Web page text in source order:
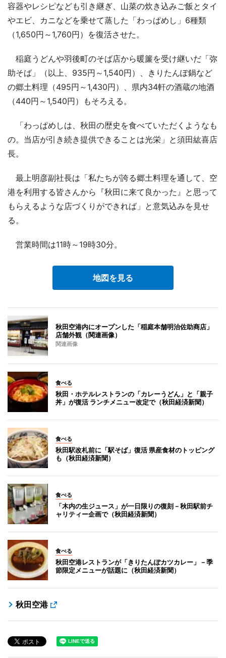
容器やレシピなども引き継ぎ、山菜の炊き込みご飯とタイ
やエビ、カニなどを乗せて蒸した「わっぱめし」6種類
（1,650円～1,760円）を復活させた。
稲庭うどんや羽後町のそば店から暖簾を受け継いだ「弥
助そば」（以上、935円～1,540円）、きりたんぽ鍋など
の郷土料理（495円～1,430円）、県内34軒の酒蔵の地酒
（440円～1,540円）もそろえる。
「わっぱめしは、秋田の歴史を食べていただくようなも
の。当店が引き続き提供できることは光栄」と須田紘喜店
長。
最上明彦副社長は「私たちが誇る郷土料理を通して、空
港を利用する皆さんから『秋田に来て良かった』と思って
もらえるような店づくりができれば」と意気込みを見せ
る。
営業時間は11時～19時30分。
地図を見る
秋田空港内にオープンした「稲庭本舗明治佐助商店」
店舗外観（関連画像）
関連画像
食べる
秋田・ホテルレストランの「カレーうどん」と「親子
丼」が復活 ランチメニュー改定で（秋田経済新聞）
食べる
秋田駅改札前に「駅そば」復活 県産食材のトッピング
も（秋田経済新聞）
食べる
「木内の生ジュース」が一日限りの復刻－秋田駅前チ
ャリティー企画で（秋田経済新聞）
食べる
秋田空港レストランが「きりたんぽカツカレー」－季
節限定メニューが話題に（秋田経済新聞）
秋田空港